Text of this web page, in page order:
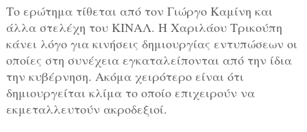
Το ερώτημα τίθεται από τον Γιώργο Καμίνη και
άλλα στελέχη του ΚΙΝΑΛ. Η Χαριλάου Τρικούπη
κάνει λόγο για κινήσεις δημιουργίας εντυπώσεων οι
οποίες στη συνέχεια εγκαταλείπονται από την ίδια
την κυβέρνηση. Ακόμα χειρότερο είναι ότι
δημιουργείται κλίμα το οποίο επιχειρούν να
εκμεταλλευτούν ακροδεξιοί.